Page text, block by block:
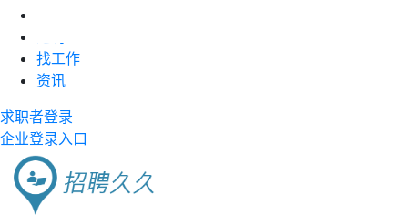
找工作
资讯
求职者登录
企业登录入口